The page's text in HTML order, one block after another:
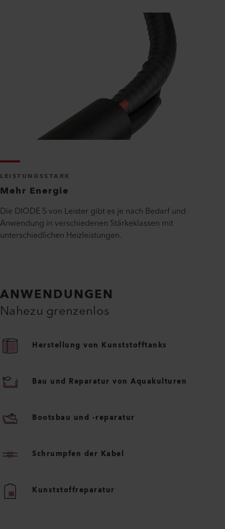
LEISTUNGSSTARK
Mehr Energie
Die DIODE S von Leister gibt es je nach Bedarf und
Anwendung in verschiedenen Stärkeklassen mit
unterschiedlichen Heizleistungen.
ANWENDUNGEN
Nahezu grenzenlos
Herstellung von Kunststofftanks
Bau und Reparatur von Aquakulturen
Bootsbau und -reparatur
Schrumpfen der Kabel
Kunststoffreparatur